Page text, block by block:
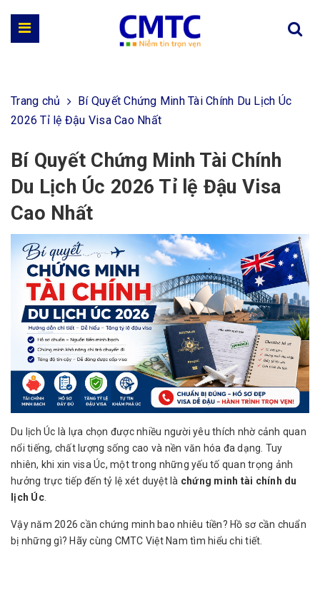
Trang chủ
Bí Quyết Chứng Minh Tài Chính Du Lịch Úc
2026 Tỉ lệ Đậu Visa Cao Nhất
Bí Quyết Chứng Minh Tài Chính
Du Lịch Úc 2026 Tỉ lệ Đậu Visa
Cao Nhất
Du lịch Úc là lựa chọn được nhiều người yêu thích nhờ cảnh quan
nổi tiếng, chất lượng sống cao và nền văn hóa đa dạng. Tuy
nhiên, khi xin visa Úc, một trong những yếu tố quan trọng ảnh
hưởng trực tiếp đến tỷ lệ xét duyệt là chứng minh tài chính du
lịch Úc.
Vậy năm 2026 cần chứng minh bao nhiêu tiền? Hồ sơ cần chuẩn
bị những gì? Hãy cùng CMTC Việt Nam tìm hiểu chi tiết.